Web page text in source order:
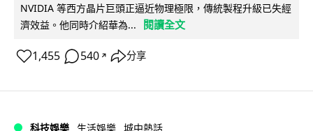
NVIDIA 等西方晶片巨頭正逼近物理極限，傳統製程升級已失經
濟效益。他同時介紹華為...
閱讀全文
1,455 540 ↗ 分享
科技娛樂 生活娛樂 城中熱話